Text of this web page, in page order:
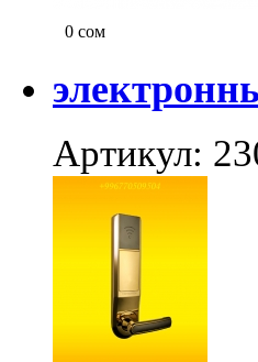
0 сом
Артикул: